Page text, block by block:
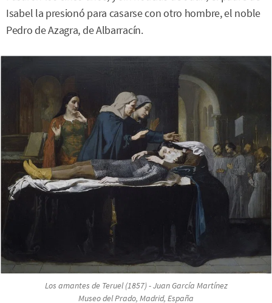
Isabel la presionó para casarse con otro hombre, el noble
Pedro de Azagra, de Albarracín.
Los amantes de Teruel (1857) - Juan García Martínez
Museo del Prado, Madrid, España